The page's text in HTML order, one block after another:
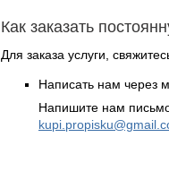
Как заказать
Для заказа услуги,
Написать нам через
Напишите нам